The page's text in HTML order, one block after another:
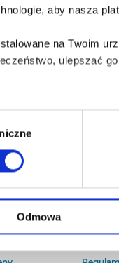
aby nasza
na Twoim
ulepszać
które są nam
zgoda poprawi
Odmowa